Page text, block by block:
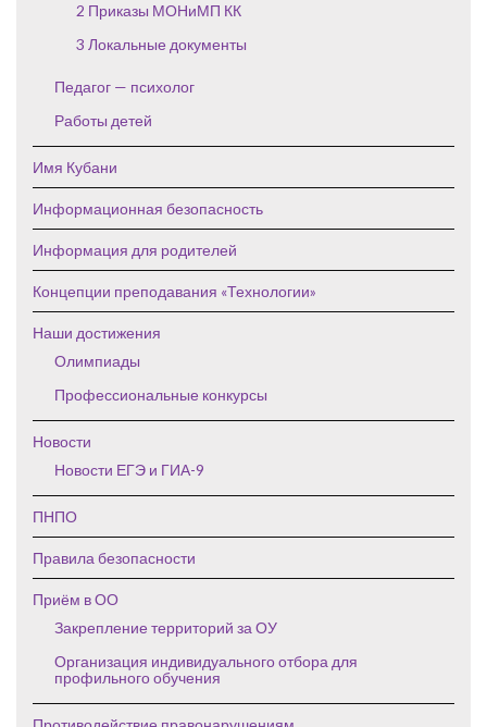
2 Приказы МОНиМП КК
3 Локальные документы
Педагог — психолог
Работы детей
Имя Кубани
Информационная безопасность
Информация для родителей
Концепции преподавания «Технологии»
Наши достижения
Олимпиады
Профессиональные конкурсы
Новости
Новости ЕГЭ и ГИА-9
ПНПО
Правила безопасности
Приём в ОО
Закрепление территорий за ОУ
Организация индивидуального отбора для
профильного обучения